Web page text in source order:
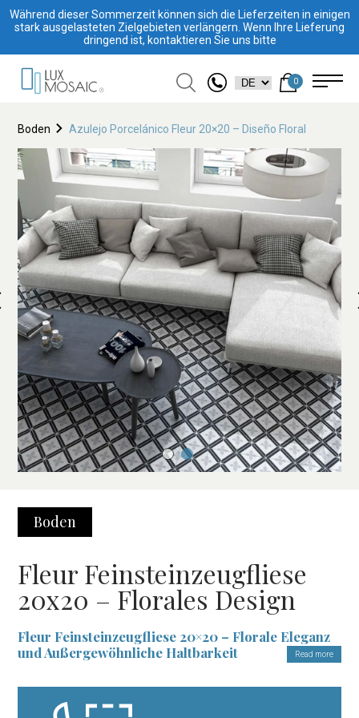
Während dieser Sommerzeit können sich die Lieferzeiten in einigen
stark ausgelasteten Zielgebieten verlängern. Wenn Ihre Lieferung
dringend ist, kontaktieren Sie uns bitte
0
Boden Azulejo Porcelánico Fleur 20×20 – Diseño Floral
Boden
Fleur Feinsteinzeugfliese
20x20 – Florales Design
Fleur Feinsteinzeugfliese 20×20 – Florale Eleganz
und Außergewöhnliche Haltbarkeit
DieFleur Feinsteinzeugfliese 20×20ist die perfekte Wahl für
alle, die ihren Innenräumen Raffinesse und Charme verleihen
Read more